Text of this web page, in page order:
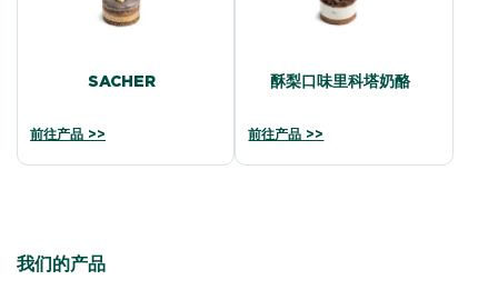
SACHER
前往产品 >>
酥梨口味里科塔奶酪
前往产品 >>
我们的产品